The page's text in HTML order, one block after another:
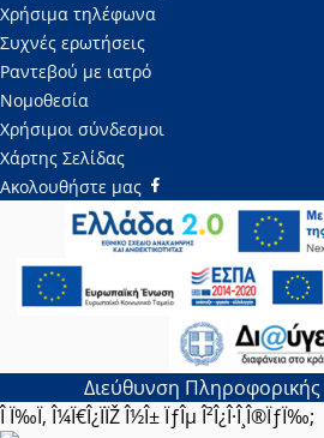
Χρήσιμα τηλέφωνα
Συχνές ερωτήσεις
Ραντεβού με ιατρό
Νομοθεσία
Χρήσιμοι σύνδεσμοι
Χάρτης Σελίδας
Ακολουθήστε μας
Διεύθυνση
Î Ï‰Ï‚ Î¼Ï€Î¿ÏÏŽ Î½Î± ÏƒÎµ Î²Î¿Î·Î¸Î®ÏƒÏ‰;